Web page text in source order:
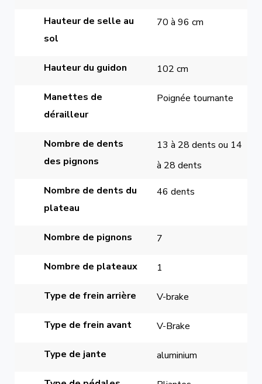
Hauteur de selle au
sol
70 à 96 cm
Hauteur du guidon 102 cm
Manettes de
dérailleur
Poignée tournante
Nombre de dents
des pignons
13 à 28 dents ou 14
à 28 dents
Nombre de dents du
plateau
46 dents
Nombre de pignons 7
Nombre de plateaux 1
Type de frein arrière V-brake
Type de frein avant V-Brake
Type de jante aluminium